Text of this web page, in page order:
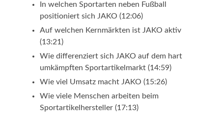
In welchen Sportarten neben Fußball
positioniert sich JAKO (12:06)
Auf welchen Kernmärkten ist JAKO aktiv
(13:21)
Wie differenziert sich JAKO auf dem hart
umkämpften Sportartikelmarkt (14:59)
Wie viel Umsatz macht JAKO (15:26)
Wie viele Menschen arbeiten beim
Sportartikelhersteller (17:13)